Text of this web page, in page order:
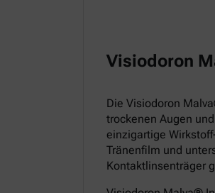
Visiodoron
Die Visiodoron
trockenen Augen
einzigartige
Tränenfilm und
Kontaktlinsenträger